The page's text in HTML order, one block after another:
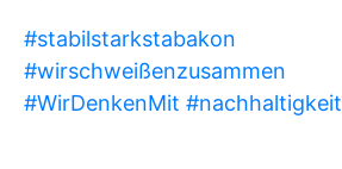
#stabilstarkstabakon
#wirschweißenzusammen
#WirDenkenMit #nachhaltigkeit